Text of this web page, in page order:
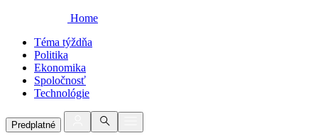
Home
Téma týždňa
Politika
Ekonomika
Spoločnosť
Technológie
Predplatné